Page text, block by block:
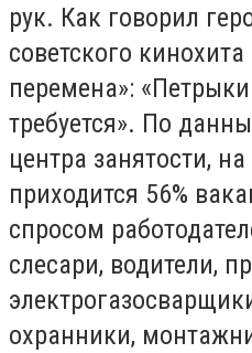
рук. Как говорил
советского
перемена»:
требуется». По
центра занятости,
приходится 56%
спросом
слесари, водители,
охранники,